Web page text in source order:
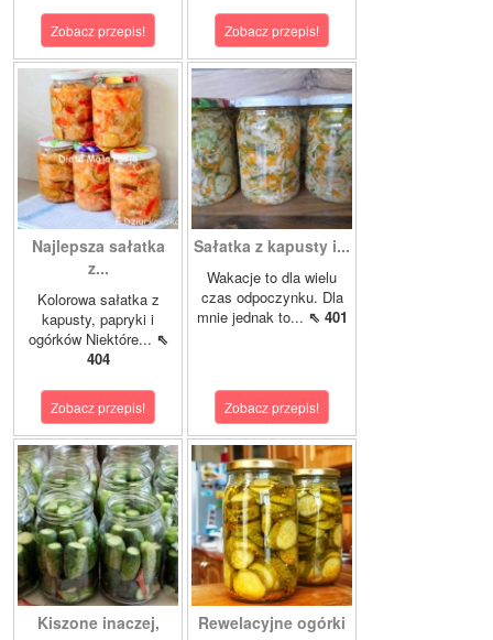
Zobacz przepis! Zobacz przepis!
Najlepsza sałatka
z...
Kolorowa sałatka z
kapusty, papryki i
ogórków Niektóre... ⇖
404
Zobacz przepis!
Sałatka z kapusty i...
Wakacje to dla wielu
czas odpoczynku. Dla
mnie jednak to... ⇖ 401
Zobacz przepis!
Kiszone inaczej,
Rewelacyjne ogórki